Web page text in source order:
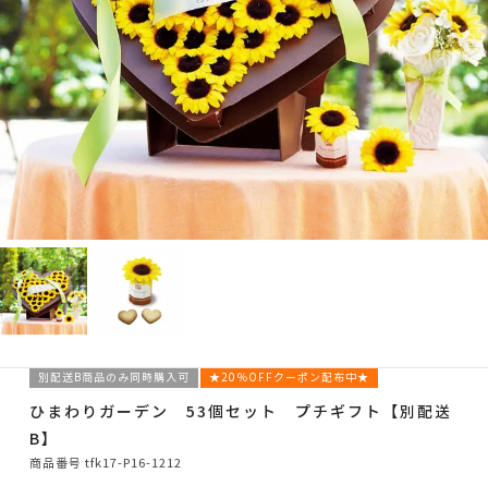
別配送B商品のみ同時購入可 ★20％OFFクーポン配布中★
ひまわりガーデン 53個セット プチギフト【別配送
B】
商品番号 tfk17-P16-1212